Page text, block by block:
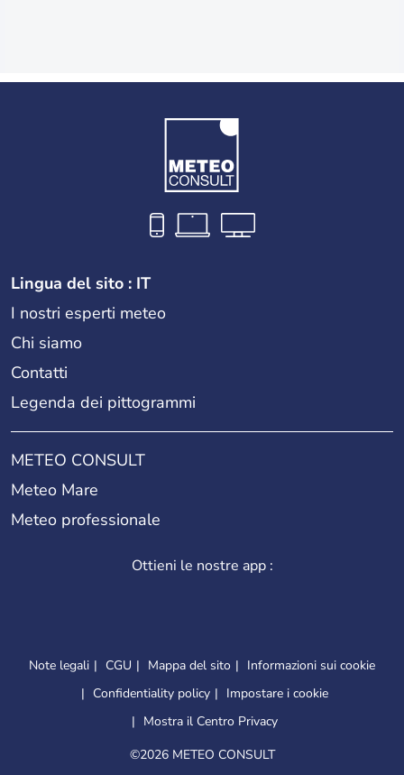
Lingua del sito : IT
I nostri esperti meteo
Chi siamo
Contatti
Legenda dei pittogrammi
METEO CONSULT
Meteo Mare
Meteo professionale
Ottieni le nostre app :
Note legali CGU Mappa del sito
Informazioni sui cookie
Confidentiality policy
Impostare i cookie
Mostra il Centro Privacy
©2026 METEO CONSULT